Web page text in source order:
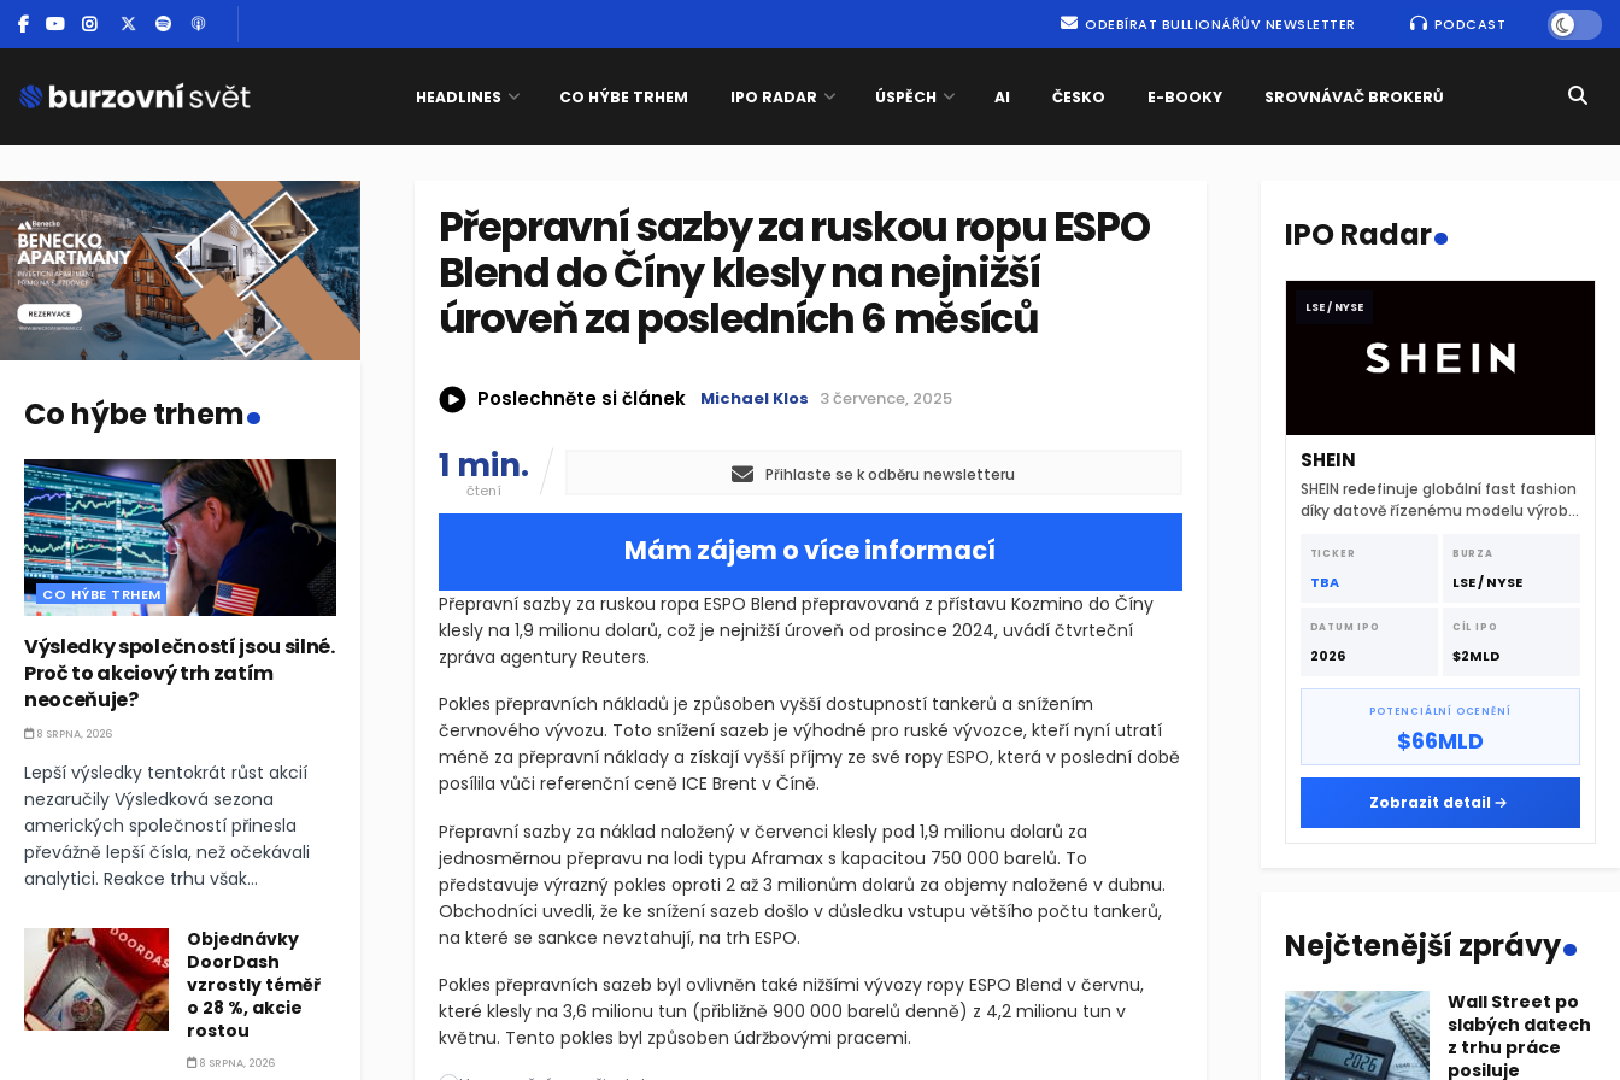
ODEBÍRAT BULLIONÁŘŮV NEWSLETTER PODCAST
HEADLINES CO HÝBE TRHEM IPO RADAR ÚSPĚCH AI ČESKO E-BOOKY SROVNÁVAČ BROKERŮ
Přepravní sazby za ruskou ropu ESPO
Blend do Číny klesly na nejnižší
úroveň za posledních 6 měsíců
Poslechněte si článek Michael Klos 3 července, 2025
1 min.
čtení
Přihlaste se k odběru newsletteru
Mám zájem o více informací
Přepravní sazby za ruskou ropa ESPO Blend přepravovaná z přístavu Kozmino do Číny
klesly na 1,9 milionu dolarů, což je nejnižší úroveň od prosince 2024, uvádí čtvrteční
zpráva agentury Reuters.
Pokles přepravních nákladů je způsoben vyšší dostupností tankerů a snížením
červnového vývozu. Toto snížení sazeb je výhodné pro ruské vývozce, kteří nyní utratí
méně za přepravní náklady a získají vyšší příjmy ze své ropy ESPO, která v poslední době
posílila vůči referenční ceně ICE Brent v Číně.
Přepravní sazby za náklad naložený v červenci klesly pod 1,9 milionu dolarů za
jednosměrnou přepravu na lodi typu Aframax s kapacitou 750 000 barelů. To
představuje výrazný pokles oproti 2 až 3 milionům dolarů za objemy naložené v dubnu.
Obchodníci uvedli, že ke snížení sazeb došlo v důsledku vstupu většího počtu tankerů,
na které se sankce nevztahují, na trh ESPO.
Pokles přepravních sazeb byl ovlivněn také nižšími vývozy ropy ESPO Blend v červnu,
které klesly na 3,6 milionu tun (přibližně 900 000 barelů denně) z 4,2 milionu tun v
květnu. Tento pokles byl způsoben údržbovými pracemi.
Co hýbe trhem.
CO HÝBE TRHEM
Výsledky společností jsou silné.
Proč to akciový trh zatím
neoceňuje?
8 SRPNA, 2026
Lepší výsledky tentokrát růst akcií
nezaručily Výsledková sezona
amerických společností přinesla
převážně lepší čísla, než očekávali
analytici. Reakce trhu však...
Objednávky
DoorDash
vzrostly téměř
o 28 %, akcie
rostou
8 SRPNA, 2026
IPO Radar.
LSE / NYSE
SHEIN
SHEIN redefinuje globální fast fashion
díky datově řízenému modelu výroby
dodavatelskému řetězci.
TICKER
TBA
BURZA
LSE / NYSE
DATUM IPO
2026
CÍL IPO
$2MLD
POTENCIÁLNÍ OCENĚNÍ
$66MLD
Zobrazit detail
Nejčtenější zprávy.
Wall Street po
slabých datech
z trhu práce
posiluje